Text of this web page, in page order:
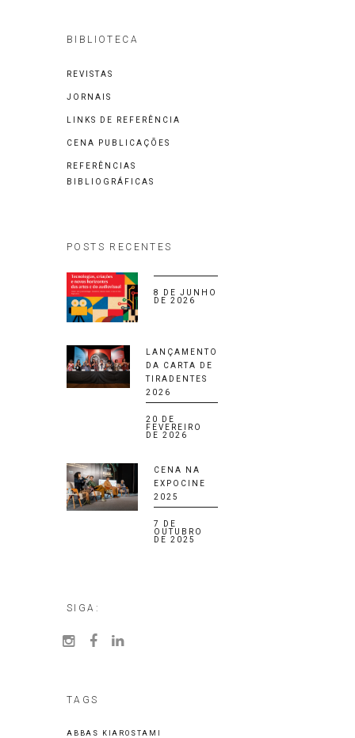
BIBLIOTECA
REVISTAS
JORNAIS
LINKS DE REFERÊNCIA
CENA PUBLICAÇÕES
REFERÊNCIAS
BIBLIOGRÁFICAS
POSTS RECENTES
8 DE JUNHO
DE 2026
LANÇAMENTO
DA CARTA DE
TIRADENTES
2026
20 DE
FEVEREIRO
DE 2026
CENA NA
EXPOCINE
2025
7 DE
OUTUBRO
DE 2025
SIGA:
TAGS
ABBAS KIAROSTAMI